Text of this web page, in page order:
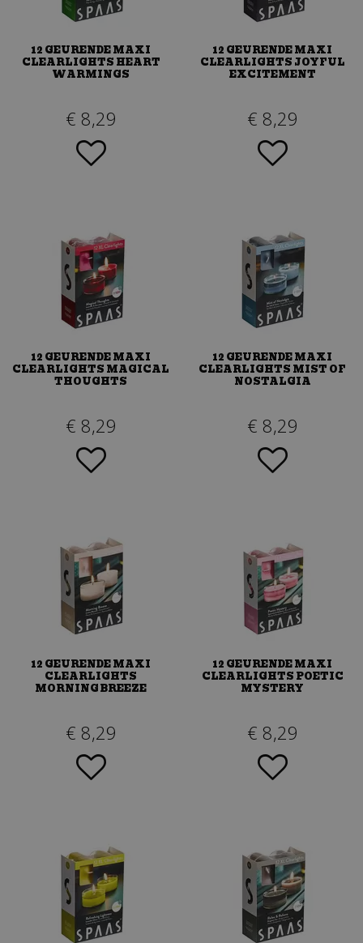
12 GEURENDE MAXI
CLEARLIGHTS HEART
WARMINGS
€ 8,29
12 GEURENDE MAXI
CLEARLIGHTS JOYFUL
EXCITEMENT
€ 8,29
12 GEURENDE MAXI
CLEARLIGHTS MAGICAL
THOUGHTS
€ 8,29
12 GEURENDE MAXI
CLEARLIGHTS MIST OF
NOSTALGIA
€ 8,29
12 GEURENDE MAXI
CLEARLIGHTS
MORNING BREEZE
€ 8,29
12 GEURENDE MAXI
CLEARLIGHTS POETIC
MYSTERY
€ 8,29